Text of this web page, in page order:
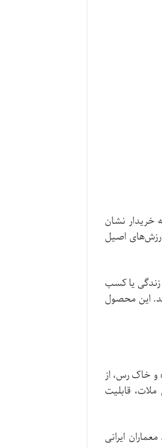
خریدار نشان
اصیل
زندگی یا کسب
این محصول
و خاک رس، از
قابلیت
ایرانی